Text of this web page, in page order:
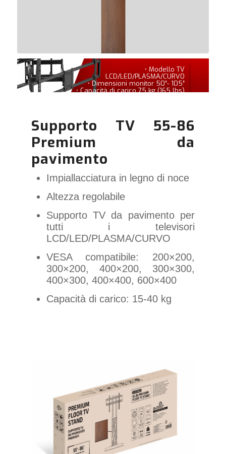
• Modello TV
LCD/LED/PLASMA/CURVO
• Dimensioni monitor 50″- 105″
• Capacità di carico 75 kg (165 lbs)
Supporto TV 55-86
Premium da
pavimento
Impiallacciatura in legno di noce
Altezza regolabile
Supporto TV da pavimento per
tutti i televisori
LCD/LED/PLASMA/CURVO
VESA compatibile: 200×200,
300×200, 400×200, 300×300,
400×300, 400×400, 600×400
Capacità di carico: 15-40 kg